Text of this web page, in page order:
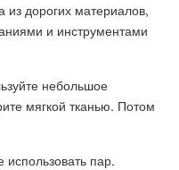
из дорогих материалов,
и инструментами
небольшое
мягкой тканью. Потом
пар.